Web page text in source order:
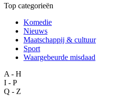
Top categorieën
Komedie
Nieuws
Maatschappij & cultuur
Sport
Waargebeurde misdaad
A - H
I - P
Q - Z